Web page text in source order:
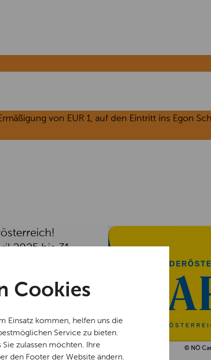
Cookies
Einsatz kommen, helfen uns die
Service zu bieten.
zulassen möchten. Ihre
den Footer der Website ändern.
von EUR 1, auf den Eintritt ins Egon
© NÖ
2025 bis 31.
Jahre): EUR